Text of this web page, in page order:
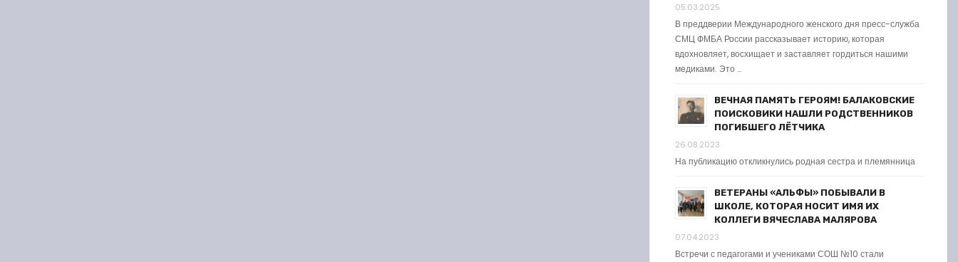
05.03.2025
В преддверии Международного женского дня пресс-служба
СМЦ ФМБА России рассказывает историю, которая
вдохновляет, восхищает и заставляет гордиться нашими
медиками. Это …
ВЕЧНАЯ ПАМЯТЬ ГЕРОЯМ! БАЛАКОВСКИЕ
ПОИСКОВИКИ НАШЛИ РОДСТВЕННИКОВ
ПОГИБШЕГО ЛЁТЧИКА
26.08.2023
На публикацию откликнулись родная сестра и племянница
ВЕТЕРАНЫ «АЛЬФЫ» ПОБЫВАЛИ В
ШКОЛЕ, КОТОРАЯ НОСИТ ИМЯ ИХ
КОЛЛЕГИ ВЯЧЕСЛАВА МАЛЯРОВА
07.04.2023
Встречи с педагогами и учениками СОШ №10 стали